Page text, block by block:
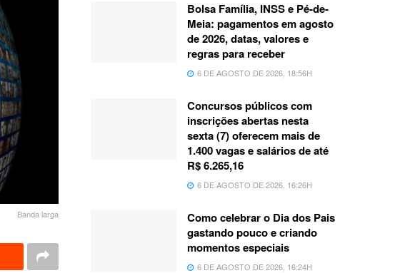
Banda larga
Bolsa Família, INSS e Pé-de-
Meia: pagamentos em agosto
de 2026, datas, valores e
regras para receber
6 DE AGOSTO DE 2026, 18:56H
Concursos públicos com
inscrições abertas nesta
sexta (7) oferecem mais de
1.400 vagas e salários de até
R$ 6.265,16
6 DE AGOSTO DE 2026, 16:26H
Como celebrar o Dia dos Pais
gastando pouco e criando
momentos especiais
6 DE AGOSTO DE 2026, 16:24H